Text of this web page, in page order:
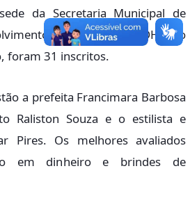
da Secretaria Municipal de
Humano (SMTDH) no
foram 31 inscritos.
a prefeita Francimara Barbosa
Raliston Souza e o estilista e
Pires. Os melhores avaliados
em dinheiro e brindes de